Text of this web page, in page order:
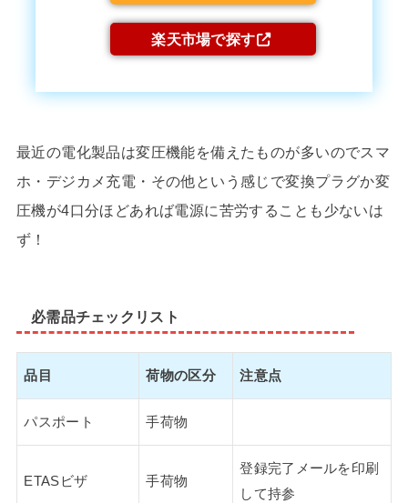
楽天市場で探す
最近の電化製品は変圧機能を備えたものが多いのでスマ
ホ・デジカメ充電・その他という感じで変換プラグか変
圧機が4口分ほどあれば電源に苦労することも少ないは
ず！
必需品チェックリスト
品目 荷物の区分 注意点
パスポート 手荷物
ETASビザ 手荷物
登録完了メールを印刷
して持参